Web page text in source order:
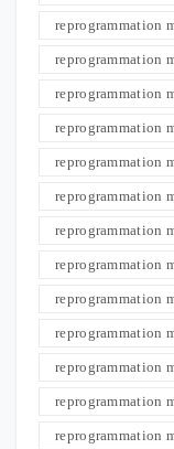
reprogrammation
reprogrammation
reprogrammation
reprogrammation
reprogrammation
reprogrammation
reprogrammation
reprogrammation
reprogrammation
reprogrammation
reprogrammation
reprogrammation
reprogrammation